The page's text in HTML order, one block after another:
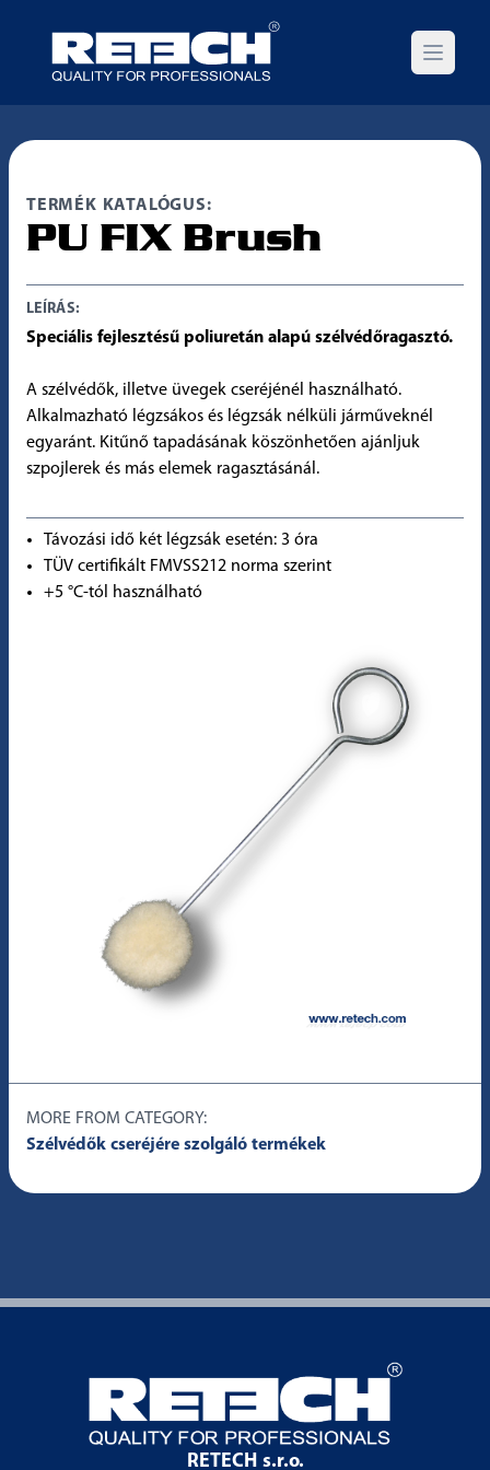
Open
TERMÉK KATALÓGUS:
PU FIX Brush
LEÍRÁS:
Speciális fejlesztésű poliuretán alapú szélvédőragasztó.
A szélvédők, illetve üvegek cseréjénél használható.
Alkalmazható légzsákos és légzsák nélküli járműveknél
egyaránt. Kitűnő tapadásának köszönhetően ajánljuk
szpojlerek és más elemek ragasztásánál.
Távozási idő két légzsák esetén: 3 óra
TÜV certifikált FMVSS212 norma szerint
+5 °C-tól használható
MORE FROM CATEGORY:
Szélvédők cseréjére szolgáló termékek
RETECH s.r.o.